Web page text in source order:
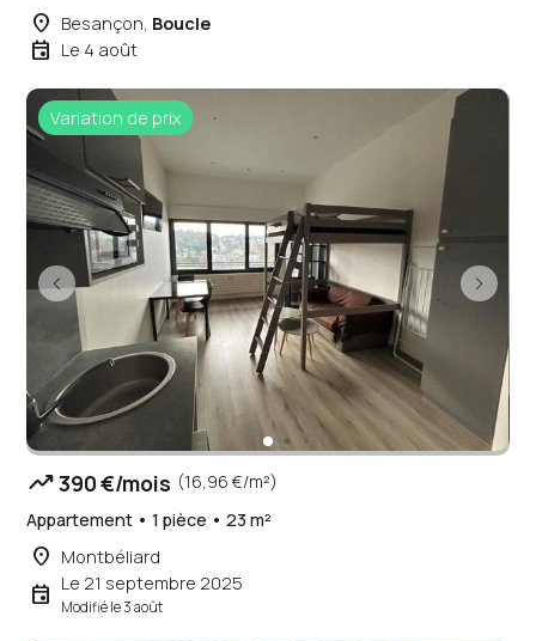
place Besançon, Boucle
event Le 4 août
Variation de prix
trending_up390 €/mois (16,96 €/m²)
Appartement • 1 pièce • 23 m²
place Montbéliard
event Le 21 septembre 2025
Modifié le 3 août